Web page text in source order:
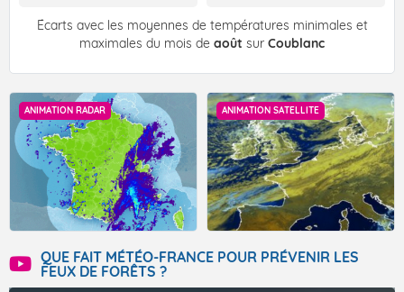
Écarts avec les moyennes de températures minimales et
maximales du mois de août sur Coublanc
ANIMATION RADAR ANIMATION SATELLITE
QUE FAIT MÉTÉO-FRANCE POUR PRÉVENIR LES
FEUX DE FORÊTS ?